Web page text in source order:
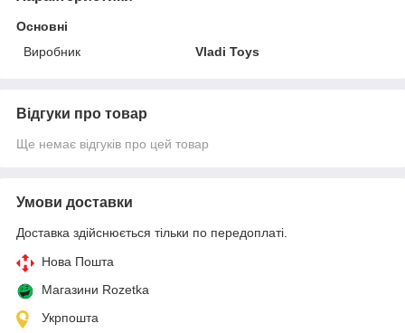
Основні
Виробник
Vladi Toys
Відгуки про товар
Ще немає відгуків про цей товар
Умови доставки
Доставка здійснюється тільки по передоплаті.
Нова Пошта
Магазини Rozetka
Укрпошта